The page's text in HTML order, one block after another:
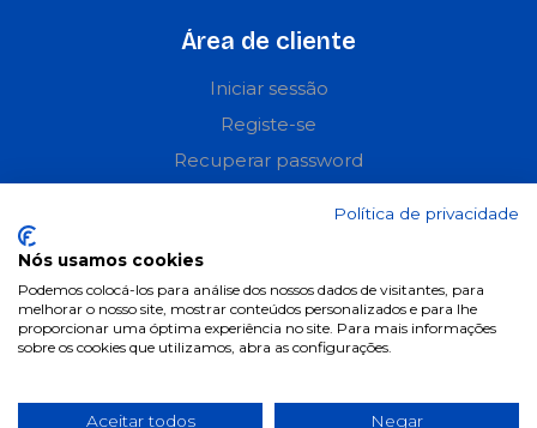
Área de cliente
Iniciar sessão
Registe-se
Recuperar password
Informações
Termos & Condições
Política de privacidade
Condições de campanhas
Política de privacidade
Nós usamos cookies
Podemos colocá-los para análise dos nossos dados de visitantes, para
melhorar o nosso site, mostrar conteúdos personalizados e para lhe
proporcionar uma óptima experiência no site. Para mais informações
sobre os cookies que utilizamos, abra as configurações.
Aceitar todos Negar